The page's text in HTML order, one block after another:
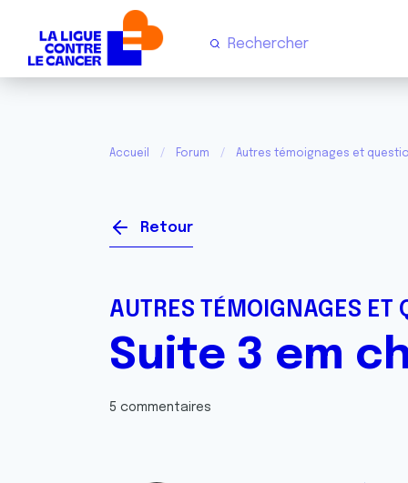
Accueil Forum Autres témoignages et
Retour
AUTRES TÉMOIGNAGES ET
Suite 3 em
5 commentaires